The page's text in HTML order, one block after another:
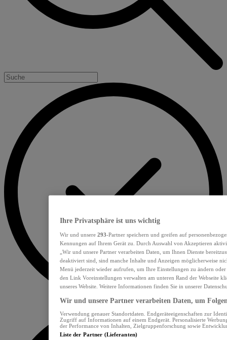
Ihre Privatsphäre ist uns wichtig
Wir und unsere 293-Partner speichern und greifen auf
Kennungen auf Ihrem Gerät zu. Durch Auswahl von Akzeptieren
„Wir und unsere Partner verarbeiten Daten, um Ihnen Dienste
deaktiviert sind, sind manche Inhalte und Anzeigen möglicherweise
Menü jederzeit wieder aufrufen, um Ihre Einstellungen zu ändern
den Link Voreinstellungen verwalten am unteren Rand der Webseite
unseres Website. Weitere Informationen finden Sie in unserer
Wir und unsere Partner verarbeiten Daten, um
Verwendung genauer Standortdaten. Endgeräteeigenschaften zur
Zugriff auf Informationen auf einem Endgerät. Personalisierte
der Performance von Inhalten, Zielgruppenforschung sowie
Liste der Partner (Lieferanten)